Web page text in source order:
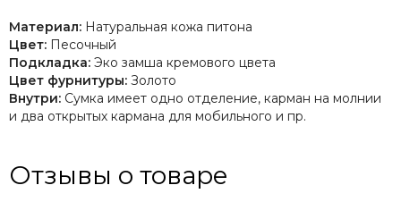
Материал: Натуральная кожа питона
Цвет: Песочный
Подкладка: Эко замша кремового цвета
Цвет фурнитуры: Золото
Внутри: Сумка имеет одно отделение, карман на молнии
и два открытых кармана для мобильного и пр.
Отзывы о товаре